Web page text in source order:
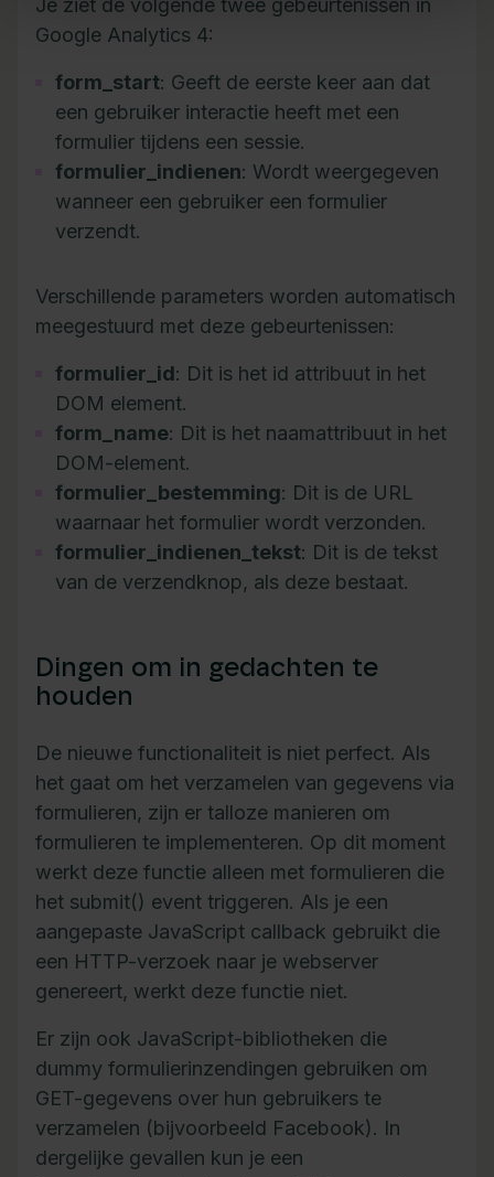
Google Analytics 4:
form_start: Geeft de eerste keer aan dat
een gebruiker interactie heeft met een
formulier tijdens een sessie.
formulier_indienen: Wordt weergegeven
wanneer een gebruiker een formulier
verzendt.
Verschillende parameters worden automatisch
meegestuurd met deze gebeurtenissen:
formulier_id: Dit is het id attribuut in het
DOM element.
form_name: Dit is het naamattribuut in het
DOM-element.
formulier_bestemming: Dit is de URL
waarnaar het formulier wordt verzonden.
formulier_indienen_tekst: Dit is de tekst
van de verzendknop, als deze bestaat.
Dingen om in gedachten te
houden
De nieuwe functionaliteit is niet perfect. Als
het gaat om het verzamelen van gegevens via
formulieren, zijn er talloze manieren om
formulieren te implementeren. Op dit moment
werkt deze functie alleen met formulieren die
het submit() event triggeren. Als je een
aangepaste JavaScript callback gebruikt die
een HTTP-verzoek naar je webserver
genereert, werkt deze functie niet.
Er zijn ook JavaScript-bibliotheken die
dummy formulierinzendingen gebruiken om
GET-gegevens over hun gebruikers te
verzamelen (bijvoorbeeld Facebook). In
dergelijke gevallen kun je een